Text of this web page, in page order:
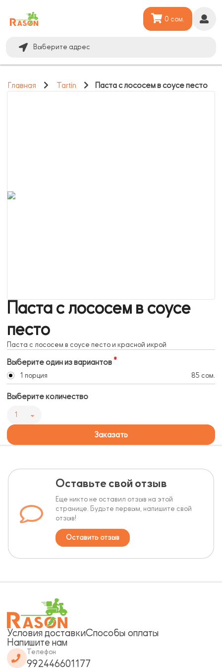
Выберите адрес
0 сом.
Главная Tartin Паста с лососем в соусе песто
Паста с лососем в соусе
песто
Паста с лососем в соусе песто и красной икрой
Выберите один из вариантов
1 порция 85 сом.
Выберите количество
1
Заказать
Оставьте свой отзыв
Еще никто не оставил отзыв на этой
странице. Будьте первым, напишите свой
отзыв!
Оставить отзыв
Условия доставкиСпособы оплаты
Напишите нам
Телефон
992446601177